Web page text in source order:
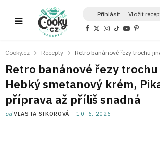
Přihlásit Vložit
F
b
o
k
X
i
t
e
r
)
I
a
r
a
m
T
o
Y
u
e
P
e
e
s
Cooky.cz Recepty
Retro banánové řezy trochu
Hebký smetanový krém,
příprava až příliš snadná
odVLASTA SIKOROVÁ 10. 6. 2026